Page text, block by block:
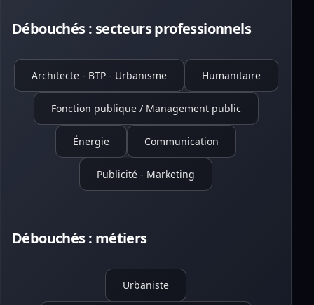
Débouchés : secteurs professionnels
Architecte - BTP - Urbanisme Humanitaire
Fonction publique / Management public
Énergie Communication
Publicité - Marketing
Débouchés : métiers
Urbaniste